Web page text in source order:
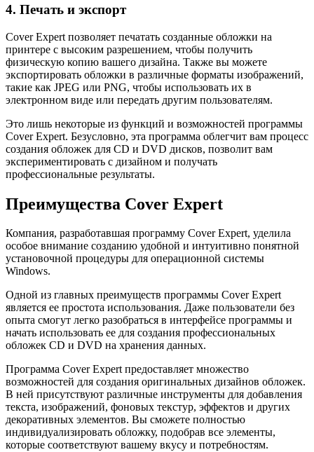
4. Печать и экспорт
Cover Expert позволяет печатать созданные обложки на
принтере с высоким разрешением, чтобы получить
физическую копию вашего дизайна. Также вы можете
экспортировать обложки в различные форматы изображений,
такие как JPEG или PNG, чтобы использовать их в
электронном виде или передать другим пользователям.
Это лишь некоторые из функций и возможностей программы
Cover Expert. Безусловно, эта программа облегчит вам процесс
создания обложек для CD и DVD дисков, позволит вам
экспериментировать с дизайном и получать
профессиональные результаты.
Преимущества Cover Expert
Компания, разработавшая программу Cover Expert, уделила
особое внимание созданию удобной и интуитивно понятной
установочной процедуры для операционной системы
Windows.
Одной из главных преимуществ программы Cover Expert
является ее простота использования. Даже пользователи без
опыта смогут легко разобраться в интерфейсе программы и
начать использовать ее для создания профессиональных
обложек CD и DVD на хранения данных.
Программа Cover Expert предоставляет множество
возможностей для создания оригинальных дизайнов обложек.
В ней присутствуют различные инструменты для добавления
текста, изображений, фоновых текстур, эффектов и других
декоративных элементов. Вы сможете полностью
индивидуализировать обложку, подобрав все элементы,
которые соответствуют вашему вкусу и потребностям.